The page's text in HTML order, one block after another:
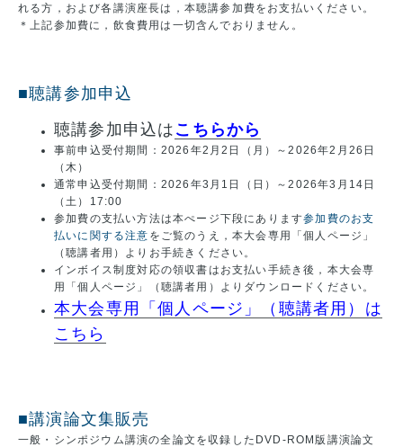
れる方，および各講演座長は，本聴講参加費をお支払いください。
＊上記参加費に，飲食費用は一切含んでおりません。
■聴講参加申込
聴講参加申込は こちらから
事前申込受付期間：2026年2月2日（月）～2026年2月26日
（木）
通常申込受付期間：2026年3月1日（日）～2026年3月14日
（土）17:00
参加費の支払い方法は本ぺージ下段にあります参加費のお支
払いに関する注意 をご覧のうえ，本大会専用「個人ページ」
（聴講者用）よりお手続きください。
インボイス制度対応の領収書はお支払い手続き後，本大会専
用「個人ページ」（聴講者用）よりダウンロードください。
本大会専用「個人ページ」（聴講者用）は
こちら
■講演論文集販売
一般・シンポジウム講演の全論文を収録したDVD-ROM版講演論文